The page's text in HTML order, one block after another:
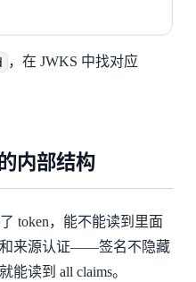
，在 JWKS 中找对应
内部结构
token，能不能读到里面
和来源认证——签名不隐藏
能读到 all claims。